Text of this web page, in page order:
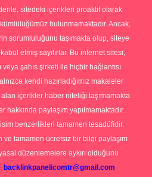
sitedeki içerikleri proaktif olarak
bulunmamaktadır. Ancak,
sorumluluğunu taşımakta olup, siteye
etmiş sayılırlar. Bu internet sitesi,
şahıs şirketi ile hiçbir bağlantısı
kendi hazırladığımız makaleler
alan içerikler haber niteliği taşımamakta
paylaşım yapılmamaktadır.
benzerlikleri tamamen tesadüfidir.
ve tamamen ücretsiz bir bilgi paylaşım
düzenlemelere aykırı olduğunu
backlinkpanelicomtr@gmail.com